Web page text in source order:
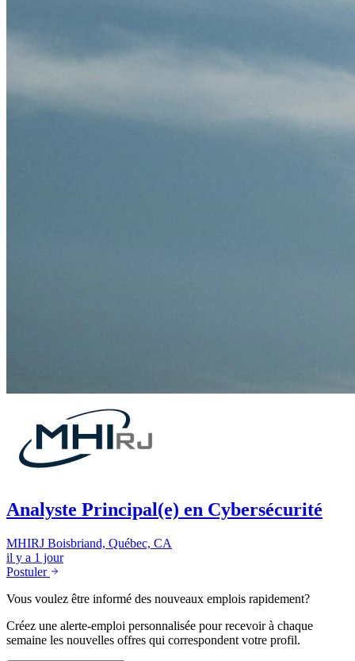
Analyste Principal(e) en Cybersécurité
MHIRJ Boisbriand, Québec, CA
il y a 1 jour
Postuler
Vous voulez être informé des nouveaux emplois rapidement?
Créez une alerte-emploi personnalisée pour recevoir à chaque
semaine les nouvelles offres qui correspondent votre profil.